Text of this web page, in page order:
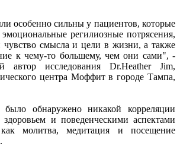
особенно сильны у пациентов, которые
регилиозные потрясения,
чувство смысла и цели в жизни, а также
к чему-то большему, чем они сами", -
автор исследования Dr.Heather Jim,
центра Моффит в городе Тампа,
обнаружено никакой корреляции
и поведенческими аспектами
молитва, медитация и посещение